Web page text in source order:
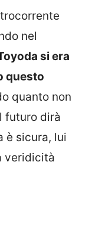
nel
si era
questo
quanto non
futuro dirà
è sicura, lui
veridicità